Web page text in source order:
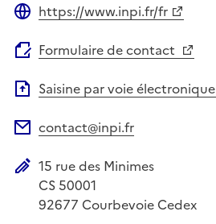
https://www.inpi.fr/fr
Formulaire de contact
Saisine par voie électronique
contact@inpi.fr
Adresse postale
15 rue des Minimes
CS 50001
92677 Courbevoie Cedex